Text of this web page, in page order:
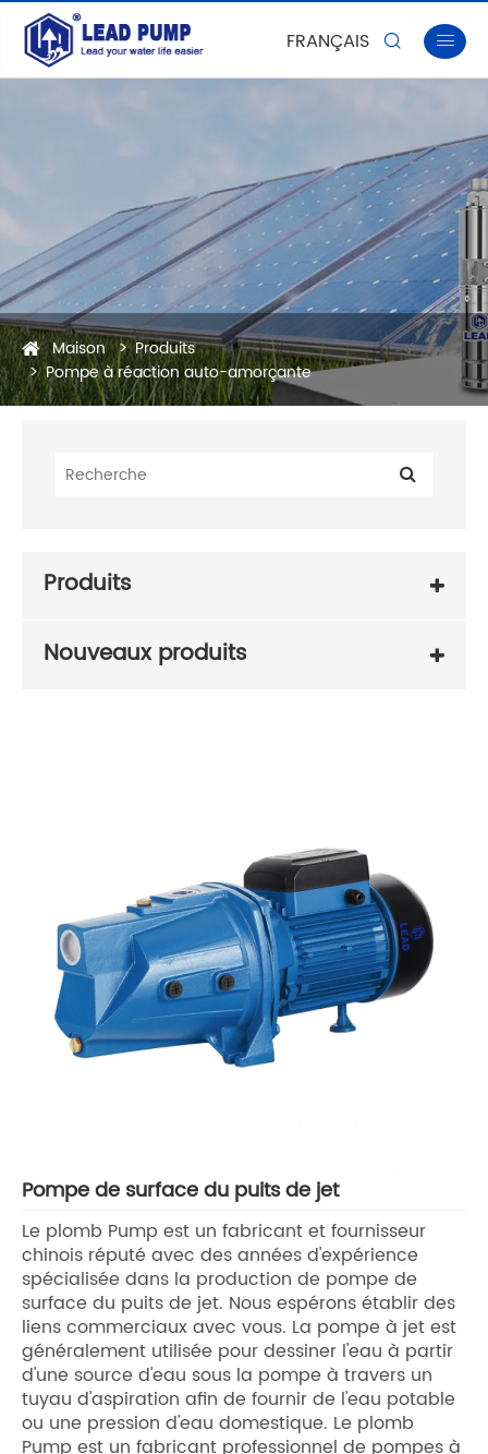
FRANÇAIS  
Maison
Produits
Pompe à réaction auto-amorçante
Produits
Nouveaux produits
Pompe de surface du puits de jet
Le plomb Pump est un fabricant et fournisseur
chinois réputé avec des années d'expérience
spécialisée dans la production de pompe de
surface du puits de jet. Nous espérons établir des
liens commerciaux avec vous. La pompe à jet est
généralement utilisée pour dessiner l'eau à partir
d'une source d'eau sous la pompe à travers un
tuyau d'aspiration afin de fournir de l'eau potable
ou une pression d'eau domestique. Le plomb
Pump est un fabricant professionnel de pompes à